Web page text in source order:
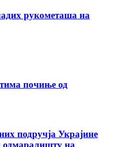
рукометаша на
почиње од
подручја Украјине
одмаралишту на